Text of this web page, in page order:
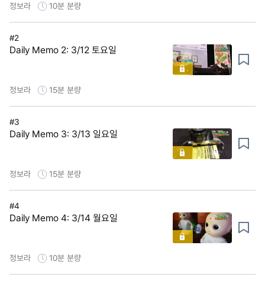
정보라 10분 분량
#2
Daily Memo 2: 3/12 토요일
정보라 15분 분량
#3
Daily Memo 3: 3/13 일요일
정보라 15분 분량
#4
Daily Memo 4: 3/14 월요일
정보라 10분 분량